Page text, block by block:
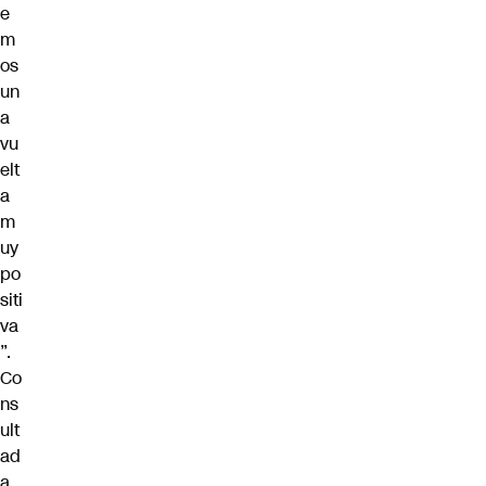
e
m
os
un
a
vu
elt
a
m
uy
po
siti
va
”.
Co
ns
ult
ad